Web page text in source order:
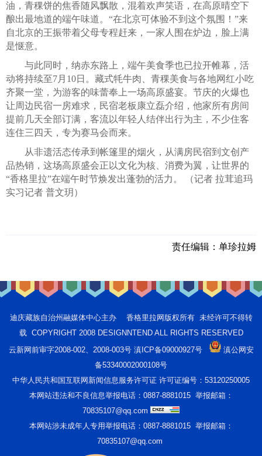
油，青稞饼的焦香随风飘散，混着欢声笑语，在高原晴空下
酿出最地道的端午味道。“在北京可体验不到这个氛围！”来
自北京的王振带着父母专程赶来，一家人围在炉边，脸上满
是惬意。
与此同时，纳赤东路上，端午美食季也已拉开帷幕，活
动将持续至7月10日。藏式牦牛肉、青稞美食与各地网红小吃
齐聚一堂，为游客的味蕾奉上一场高原盛宴。节庆的火爆也
让周边民宿一房难求，民宿老板康立磊介绍，他家所有房间
提前几天全部订满，客流以年轻人结伴出行为主，不少住客
连住三四天，专为赛马会而来。
从非遗活态传承到帐篷里的烟火，从满房民宿到文创产
品热销，这场高原盛会正以文化为核、消费为翼，让世界的
“香格里拉”在端午时节焕发出蓬勃的活力。 （记者 拉茸追玛
实习记者 普文玥）
责任编辑： 单珍拉姆
迪庆藏族自治州融媒体中心主办 香格里拉网版权所有 未经许可不得转
载 COPYRIGHT 2008 DESIGNNTEND ALL RIGHTS RESERVED
云新网前审字2008-002、2008-003号 滇ICP备09000927号
滇公网安
备53340002000108号
中华人民共和国互联网新闻信息服务许可证 许可证编号：53120250005
本网站违法和不良信息举报电话：0887-8881015 举报邮箱：
70835107@qq.com
本网站涉未成年人专用举报电话：0887-8881015 举报邮箱：
70835107@qq.com